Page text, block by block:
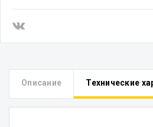
Описание Технические